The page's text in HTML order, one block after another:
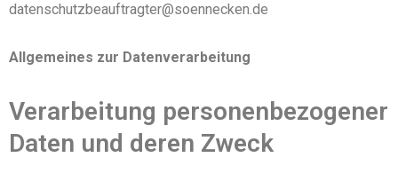
datenschutzbeauftragter@soennecken.de
Allgemeines zur Datenverarbeitung
Verarbeitung personenbezogener
Daten und deren Zweck